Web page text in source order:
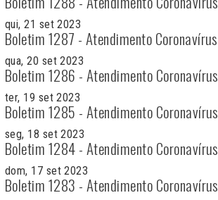
qui, 21 set 2023
Boletim 1287 - Atendimento Coronavírus
qua, 20 set 2023
Boletim 1286 - Atendimento Coronavírus
ter, 19 set 2023
Boletim 1285 - Atendimento Coronavírus
seg, 18 set 2023
Boletim 1284 - Atendimento Coronavírus
dom, 17 set 2023
Boletim 1283 - Atendimento Coronavírus